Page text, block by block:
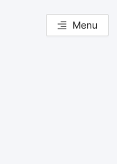
Menu